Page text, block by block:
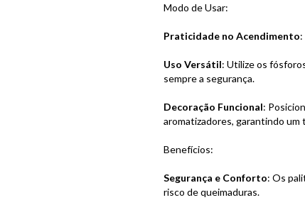
Modo de Usar:
Praticidade no Acendimento
Uso Versátil: Utilize os
sempre a segurança.
Decoração Funcional:
aromatizadores, garantindo
Benefícios:
Segurança e Conforto: Os
risco de queimaduras.